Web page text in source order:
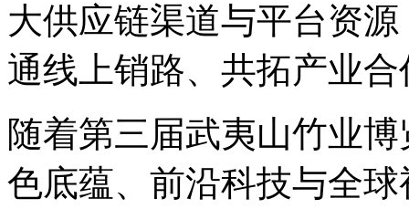
大供应链渠道与平台资
通线上销路、共拓产业
随着第三届武夷山竹业
色底蕴、前沿科技与全